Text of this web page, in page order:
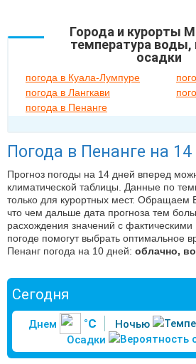
Города и курорты
температура воды,
осадки
погода в Куала-Лумпуре
погода в Лангкави
погода в Пенанге
Погода в Пенанге на
Прогноз погоды на 14 дней вперед
климатической таблицы. Данные по
только для курортных мест. Обращаем
что чем дальше дата прогноза тем
расхождения значений с
погоде помогут выбрать оптимальное
Пенанг погода на 10 дней: облачно,
Сегодня
Днем °C Ночью
Осадки